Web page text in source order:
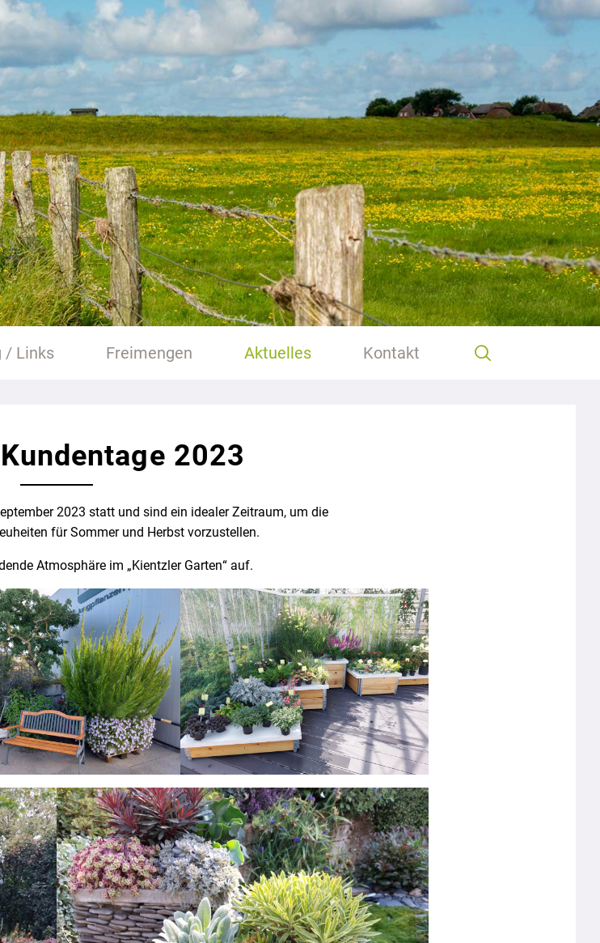
/ Links Freimengen Aktuelles Kontakt
2023
2023 statt und sind ein idealer Zeitraum, um die
für Sommer und Herbst vorzustellen.
Atmosphäre im „Kientzler Garten“ auf.